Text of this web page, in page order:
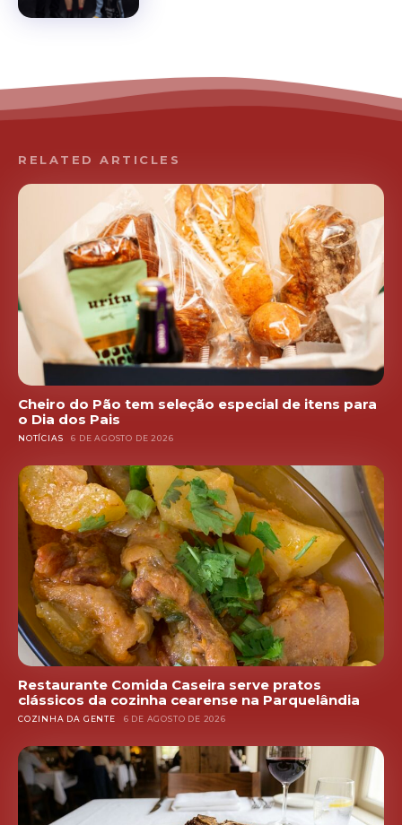
RELATED ARTICLES
Cheiro do Pão tem seleção especial de itens para
o Dia dos Pais
NOTÍCIAS 6 DE AGOSTO DE 2026
Restaurante Comida Caseira serve pratos
clássicos da cozinha cearense na Parquelândia
COZINHA DA GENTE 6 DE AGOSTO DE 2026